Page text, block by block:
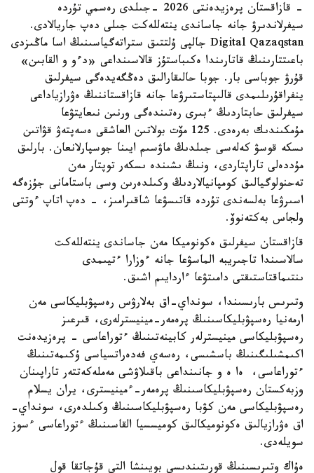
- قازاقستان پرەزيدەنتى 2026 -جىلدى رەسمي تۇردە
سيفرلاندىرۋ جانە جاساندى ينتەللەكت جىلى دەپ جاريالادى.
Digital Qazaqstan جالپى ۇلتتىق ستراتەگياسىنىڭ اسا ماڭىزدى
باعىتتارىنىڭ قاتارىندا ەكىباستۇز قالاسىنداعى «دءو و القابىن»
قۇرۋ جوباسى بار. جوبا حالىقارالىق دەڭگەيدەگى سيفرلىق
ينفراقۇرىلىمدى قالىپتاستىرۋعا جانە قازاقستاننىڭ ەۋرازياداعى
سيفرلىق حابتاردىڭ ءبىرى رەتىندەگى ورنىن نىعايتۋعا
مۇمكىندىك بەرەدى. 125 مۆت بولاتىن العاشقى ەسەپتەۋ قۋاتىن
ىسكە قوسۋ كەلەسى جىلدىڭ ماۋسىم ايىنا جوسپارلانعان. بارلىق
مۇددەلى تاراپتاردى، ونىڭ ىشىندە ىسكەر توپتار مەن
تەحنولوگيالىق كومپانيالاردىڭ وكىلدەرىن وسى باستامانى جۇزەگە
اسىرۋعا بەلسەندى تۇردە قاتىسۋعا شاقىرامىز، - دەپ اتاپ ءوتتى
ولجاس بەكتەنوۆ.
قازاقستان سيفرلىق ەكونوميكا مەن جاساندى ينتەللەكت
سالاسىندا تاجىريبە الماسۋعا جانە ءوزارا ءتيىمدى
ىنتىماقتاستىقتى دامىتۋعا ءاردايىم اشىق.
وتىرىس بارىسىندا، سونداي-اق بەلارۋس رەسپۋبليكاسى مەن
ارمەنيا رەسپۋبليكاسىنىڭ پرەمەر-مينيسترلەرى، قىرعىز
رەسپۋبليكاسى مينيسترلەر كابينەتىنىڭ ءتوراعاسى - پرەزيدەنت
اكىمشىلىگىنىڭ باسشىسى، رەسەي فەدەراتسياسى ۇكىمەتىنىڭ
ءتوراعاسى، ەا ە و جانىنداعى باقىلاۋشى مەملەكەتتەر تاراپىنان
وزبەكستان رەسپۋبليكاسىنىڭ پرەمەر-ءمينيسترى، يران يسلام
رەسپۋبليكاسى مەن كۋبا رەسپۋبليكاسىنىڭ وكىلدەرى، سونداي-
اق ەۋرازيالىق ەكونوميكالىق كوميسسيا القاسىنىڭ ءتوراعاسى ءسوز
سويلەدى.
ەۇاك وتىرىسىنىڭ قورىتىندىسى بويىنشا التى قۇجاتقا قول